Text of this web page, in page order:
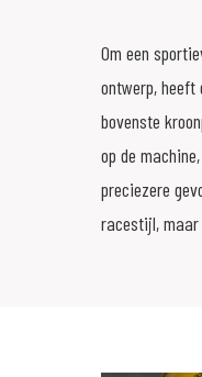
Om een
ontwerp, heeft
bovenste
op de
preciezere
racestijl, maar